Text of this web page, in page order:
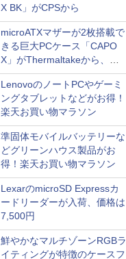
X BK」がCPSから
microATXマザーが2枚搭載で
きる巨大PCケース「CAPO
X」がThermaltakeから、カ
ラーは2色
LenovoのノートPCやゲーミ
ングタブレットなどがお得！
楽天お買い物マラソン
準固体モバイルバッテリーな
どグリーンハウス製品がお
得！楽天お買い物マラソン
LexarのmicroSD Expressカ
ードリーダーが入荷、価格は
7,500円
鮮やかなマルチゾーンRGBラ
イティングが特徴のケースフ